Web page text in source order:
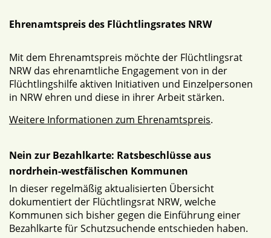
Ehrenamtspreis des Flüchtlingsrates NRW
Mit dem Ehrenamtspreis möchte der Flüchtlingsrat
NRW das ehrenamtliche Engagement von in der
Flüchtlingshilfe aktiven Initiativen und Einzelpersonen
in NRW ehren und diese in ihrer Arbeit stärken.
Weitere Informationen zum Ehrenamtspreis.
Nein zur Bezahlkarte: Ratsbeschlüsse aus
nordrhein-westfälischen Kommunen
In dieser regelmäßig aktualisierten Übersicht
dokumentiert der Flüchtlingsrat NRW, welche
Kommunen sich bisher gegen die Einführung einer
Bezahlkarte für Schutzsuchende entschieden haben.